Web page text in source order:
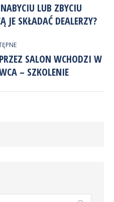
Poprzedni
wpis:
LUB ZBYCIU
JE SKŁADAĆ DEALERZY?
Następny
wpis:
SALON WCHODZI W
– SZKOLENIE